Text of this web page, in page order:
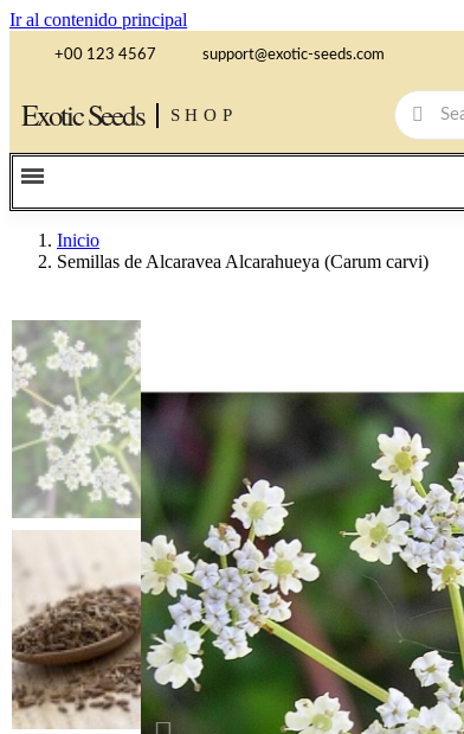
Ir al contenido principal
+00 123 4567 support@exotic-seeds.com
Exotic Seeds SHOP
Inicio
Semillas de Alcaravea Alcarahueya (Carum carvi)